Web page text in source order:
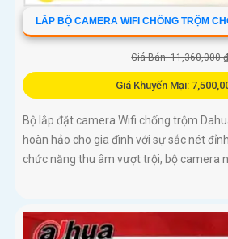
LẮP BỘ CAMERA WIFI CHỐNG TRỘM
Giá Bán: 11,360,000
Giá Khuyến Mại:
Bộ lắp đặt camera Wifi chống trộm
hoàn hảo cho gia đình với sự sắc nét
chức năng thu âm vượt trội, bộ camera